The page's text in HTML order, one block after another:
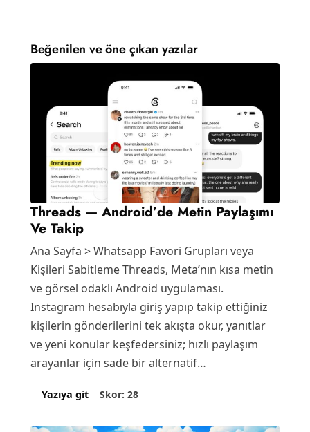
Beğenilen ve öne çıkan yazılar
Threads — Android’de Metin Paylaşımı
Ve Takip
Ana Sayfa > Whatsapp Favori Grupları veya
Kişileri Sabitleme Threads, Meta’nın kısa metin
ve görsel odaklı Android uygulaması.
Instagram hesabıyla giriş yapıp takip ettiğiniz
kişilerin gönderilerini tek akışta okur, yanıtlar
ve yeni konular keşfedersiniz; hızlı paylaşım
arayanlar için sade bir alternatif…
Yazıya git Skor: 28